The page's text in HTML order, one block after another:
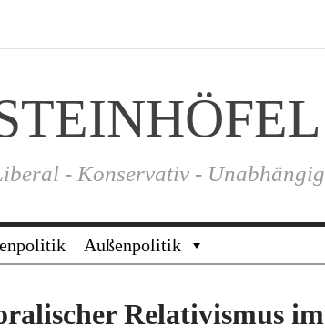
- Konservativ - Unabhängig
Außenpolitik
Relativismus im